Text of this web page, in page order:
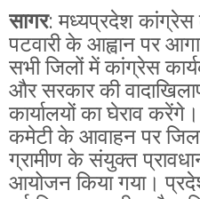
सागर: मध्यप्रदेश
पटवारी के आह्वान पर
सभी जिलों में कांग्रेस
और सरकार की
कार्यालयों का घेराव
कमेटी के आवाहन पर
ग्रामीण के संयुक्त
आयोजन किया गया।